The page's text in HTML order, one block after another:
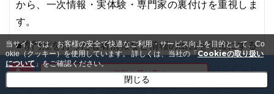
から、一次情報・実体験・専門家の裏付けを重視しま
す。
■専門性を持った著者情報など情報の出自を明確にする
SEOでも「誰が発信したか」は評価の重要なポイント
です。信頼できる専門家が発信している情報の裏付け
メールで資料を受け取る
当サイトでは、お客様の安全で快適なご利用・サービス向上を目的として、Co
okie（クッキー）を使用しています。詳しくは、当社の「Cookieの取り扱い
について 」をご確認ください。
閉じる